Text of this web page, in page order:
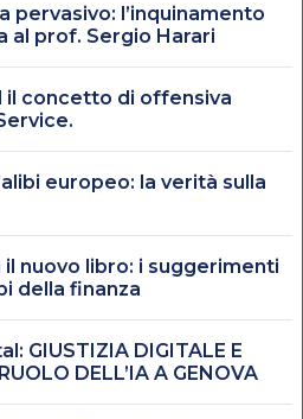
pervasivo: l’inquinamento
al prof. Sergio Harari
il concetto di offensiva
europeo: la verità sulla
nuovo libro: i suggerimenti
della finanza
GIUSTIZIA DIGITALE E
DELL’IA A GENOVA